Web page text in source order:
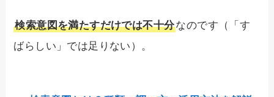
検索意図を満たすだけでは不十分なのです（「す
ばらしい」では足りない）。